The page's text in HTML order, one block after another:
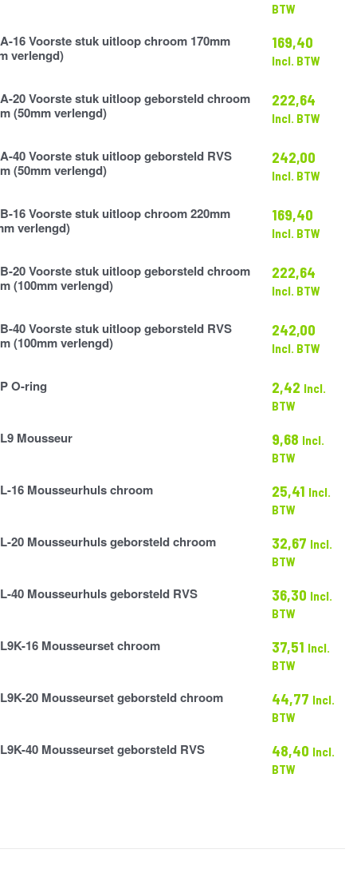
BTW
16 Voorste stuk uitloop chroom 170mm
verlengd)
169,40
Incl. BTW
20 Voorste stuk uitloop geborsteld chroom
(50mm verlengd)
222,64
Incl. BTW
40 Voorste stuk uitloop geborsteld RVS
(50mm verlengd)
242,00
Incl. BTW
16 Voorste stuk uitloop chroom 220mm
verlengd)
169,40
Incl. BTW
20 Voorste stuk uitloop geborsteld chroom
(100mm verlengd)
222,64
Incl. BTW
40 Voorste stuk uitloop geborsteld RVS
(100mm verlengd)
242,00
Incl. BTW
O-ring 2,42 Incl.
BTW
Mousseur 9,68 Incl.
BTW
16 Mousseurhuls chroom 25,41 Incl.
BTW
20 Mousseurhuls geborsteld chroom 32,67 Incl.
BTW
40 Mousseurhuls geborsteld RVS 36,30 Incl.
BTW
16 Mousseurset chroom 37,51 Incl.
BTW
20 Mousseurset geborsteld chroom 44,77 Incl.
BTW
40 Mousseurset geborsteld RVS 48,40 Incl.
BTW